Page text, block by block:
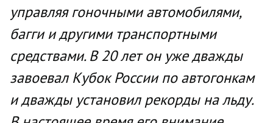
управляя гоночными автомобилями,
багги и другими транспортными
средствами. В 20 лет он уже дважды
завоевал Кубок России по автогонкам
и дважды установил рекорды на льду.